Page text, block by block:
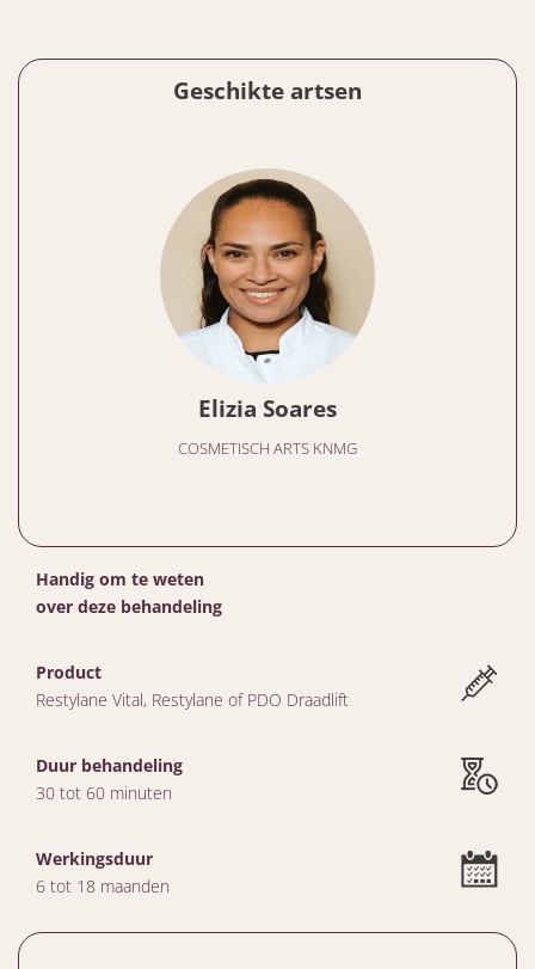
Geschikte artsen
Elizia Soares
COSMETISCH ARTS KNMG
Handig om te weten
over deze behandeling
Product
Restylane Vital, Restylane of PDO Draadlift
Duur behandeling
30 tot 60 minuten
Werkingsduur
6 tot 18 maanden